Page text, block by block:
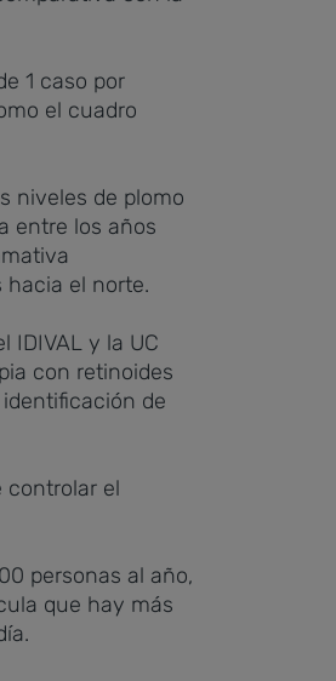
1 caso por
el cuadro
niveles de plomo
entre los años
el norte.
IDIVAL y la UC
con retinoides
de
controlar el
personas al año,
que hay más